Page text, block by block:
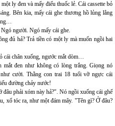
ly đen và mấy điếu thuốc lẻ. Cái cassette bỏ
Bên kia, mấy cái ghe thương hồ lủng lẳng
người. Ngó mấy cái ghe.
đủ hả? Trả tiền có một ly mà muốn ngồi hai
cái chân xuống, ngước mắt dòm…
đen như không có lòng trắng. Giọng nó
cười. Thằng con trai 18 tuổi vỡ ngực cái
đường chảy nước!
phải xóm này hả?". Nó ngồi xuống cái ghế
xổ tóc ra, như một đám mây. "Tên gì? Ở đâu?